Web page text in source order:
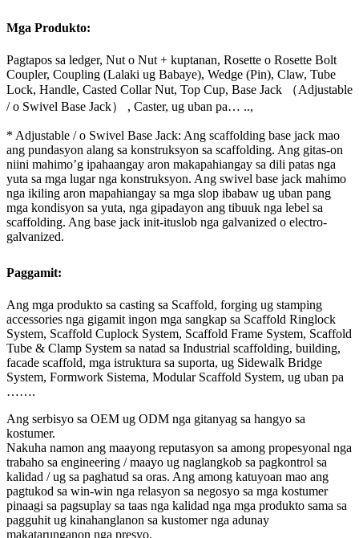
Mga Produkto:
Pagtapos sa ledger, Nut o Nut + kuptanan, Rosette o Rosette Bolt
Coupler, Coupling (Lalaki ug Babaye), Wedge (Pin), Claw, Tube
Lock, Handle, Casted Collar Nut, Top Cup, Base Jack （Adjustable
/ o Swivel Base Jack） , Caster, ug uban pa… ..,
* Adjustable / o Swivel Base Jack: Ang scaffolding base jack mao
ang pundasyon alang sa konstruksyon sa scaffolding. Ang gitas-on
niini mahimo’g ipahaangay aron makapahiangay sa dili patas nga
yuta sa mga lugar nga konstruksyon. Ang swivel base jack mahimo
nga ikiling aron mapahiangay sa mga slop ibabaw ug uban pang
mga kondisyon sa yuta, nga gipadayon ang tibuuk nga lebel sa
scaffolding. Ang base jack init-ituslob nga galvanized o electro-
galvanized.
Paggamit:
Ang mga produkto sa casting sa Scaffold, forging ug stamping
accessories nga gigamit ingon mga sangkap sa Scaffold Ringlock
System, Scaffold Cuplock System, Scaffold Frame System, Scaffold
Tube & Clamp System sa natad sa Industrial scaffolding, building,
facade scaffold, mga istruktura sa suporta, ug Sidewalk Bridge
System, Formwork Sistema, Modular Scaffold System, ug uban pa
…….
Ang serbisyo sa OEM ug ODM nga gitanyag sa hangyo sa
kostumer.
Nakuha namon ang maayong reputasyon sa among propesyonal nga
trabaho sa engineering / maayo ug naglangkob sa pagkontrol sa
kalidad / ug sa paghatud sa oras. Ang among katuyoan mao ang
pagtukod sa win-win nga relasyon sa negosyo sa mga kostumer
pinaagi sa pagsuplay sa taas nga kalidad nga mga produkto sama sa
pagguhit ug kinahanglanon sa kustomer nga adunay
makatarunganon nga presyo.